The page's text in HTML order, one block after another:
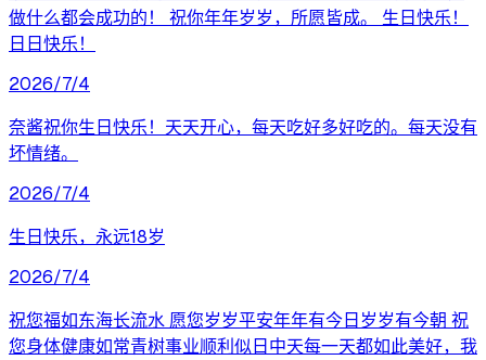
做什么都会成功的！ 祝你年年岁岁，所愿皆成。 生日快乐！
日日快乐！
2026/7/4
奈酱祝你生日快乐！天天开心，每天吃好多好吃的。每天没有
坏情绪。
2026/7/4
生日快乐，永远18岁
2026/7/4
祝您福如东海长流水 愿您岁岁平安年年有今日岁岁有今朝 祝
您身体健康如常青树事业顺利似日中天每一天都如此美好，我